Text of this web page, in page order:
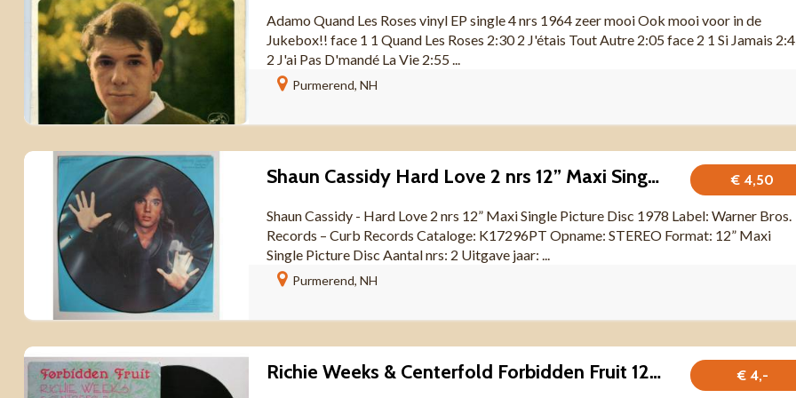
Adamo Quand Les Roses vinyl EP single 4 nrs 1964 zeer mooi Ook mooi voor in de
Jukebox!! face 1 1 Quand Les Roses 2:30 2 J'étais Tout Autre 2:05 face 2 1 Si Jamais
2 J'ai Pas D'mandé La Vie 2:55 ...
Purmerend, NH
€ 4,50
Shaun Cassidy Hard Love 2 nrs 12” Maxi Single Picture Disc
Shaun Cassidy ‎- Hard Love 2 nrs 12” Maxi Single Picture Disc 1978 Label: Warner Bros.
Records – Curb Records Cataloge: K17296PT Opname: STEREO Format: 12” Maxi
Single Picture Disc Aantal nrs: 2 Uitgave jaar: ...
Purmerend, NH
€ 4,-
Richie Weeks & Centerfold Forbidden Fruit 12" Maxi Vinyl